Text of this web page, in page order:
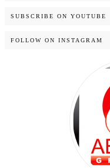
SUBSCRIBE ON YOUTUBE
FOLLOW ON INSTAGRAM